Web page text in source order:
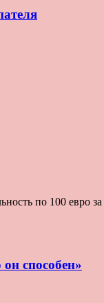
по 100 евро
способен»